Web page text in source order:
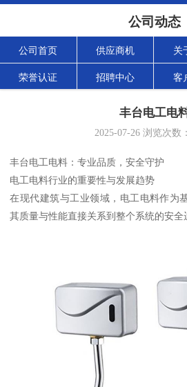
公司动态
公司首页 供应商机 关
荣誉认证 招聘中心 客
丰台电工电
2025-07-26浏览次数：
丰台电工电料：专业品质，安全守护
电工电料行业的重要性与发展趋势
在现代建筑与工业领域，电工电料作为
其质量与性能直接关系到整个系统的安全